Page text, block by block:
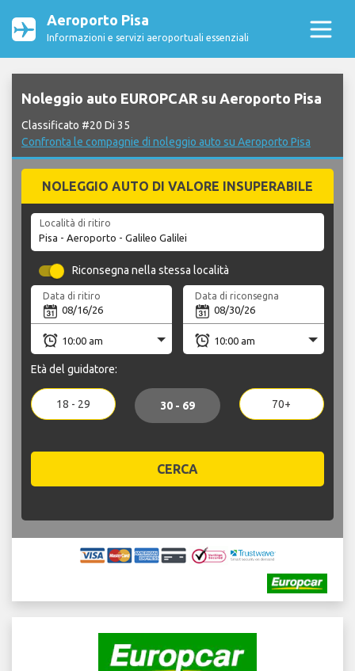
Aeroporto Pisa
Informazioni e servizi aeroportuali essenziali
Noleggio auto EUROPCAR su Aeroporto Pisa
Classificato #20 Di 35
Confronta le compagnie di noleggio auto su Aeroporto Pisa
NOLEGGIO AUTO DI VALORE INSUPERABILE
Località di ritiro
Riconsegna nella stessa località
Data di ritiro Data di riconsegna
Età del guidatore:
18 - 29 30 - 69 70+
CERCA